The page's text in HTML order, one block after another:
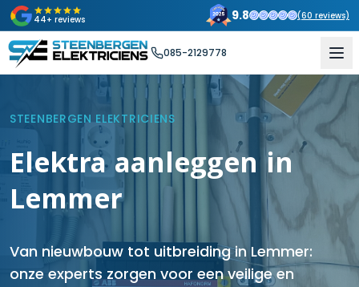
44+ reviews 9.8 (60 reviews)
085-2129778
STEENBERGEN ELEKTRICIENS
Elektra aanleggen in
Lemmer
Van nieuwbouw tot uitbreiding in Lemmer:
onze experts zorgen voor een veilige en